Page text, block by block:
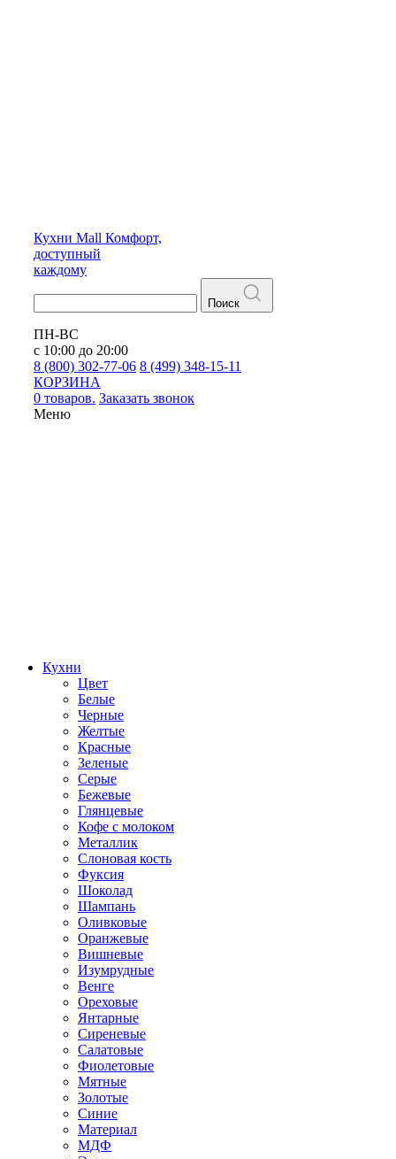
Кухни Mall Комфорт,
доступный
каждому
Поиск
ПН-ВС
с 10:00 до 20:00
8 (800) 302-77-06 8 (499) 348-15-11
КОРЗИНА
0 товаров. Заказать звонок
Меню
Кухни
Цвет
Белые
Черные
Желтые
Красные
Зеленые
Серые
Бежевые
Глянцевые
Кофе с молоком
Металлик
Слоновая кость
Фуксия
Шоколад
Шампань
Оливковые
Оранжевые
Вишневые
Изумрудные
Венге
Ореховые
Янтарные
Сиреневые
Салатовые
Фиолетовые
Мятные
Золотые
Синие
Материал
МДФ